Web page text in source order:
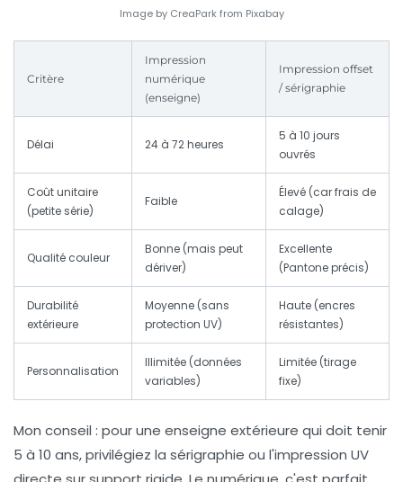
Image by CreaPark from Pixabay
Critère
Impression
numérique
(enseigne)
Impression offset
/ sérigraphie
Délai 24 à 72 heures
5 à 10 jours
ouvrés
Coût unitaire
(petite série)
Faible
Élevé (car frais de
calage)
Qualité couleur
Bonne (mais peut
dériver)
Excellente
(Pantone précis)
Durabilité
extérieure
Moyenne (sans
protection UV)
Haute (encres
résistantes)
Personnalisation
Illimitée (données
variables)
Limitée (tirage
fixe)
Mon conseil : pour une enseigne extérieure qui doit tenir
5 à 10 ans, privilégiez la sérigraphie ou l'impression UV